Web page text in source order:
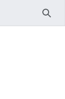
検索